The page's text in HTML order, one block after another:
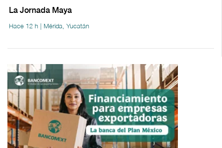
La Jornada Maya
Hace 12 h | Mérida, Yucatán